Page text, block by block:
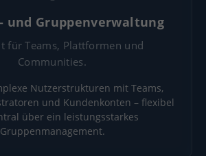
und Gruppenverwaltung
für Teams, Plattformen und
Communities.
Nutzerstrukturen mit Teams,
und Kundenkonten – flexibel
über ein leistungsstarkes
Gruppenmanagement.